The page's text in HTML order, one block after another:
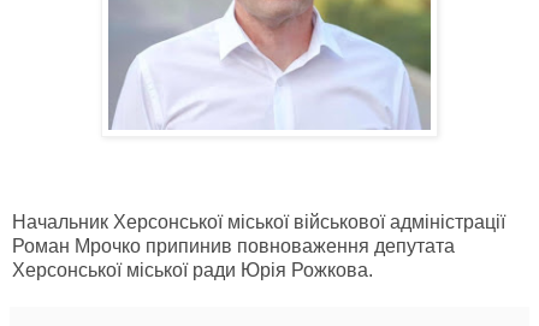
Начальник Херсонської міської військової адміністрації
Роман Мрочко припинив повноваження депутата
Херсонської міської ради Юрія Рожкова.